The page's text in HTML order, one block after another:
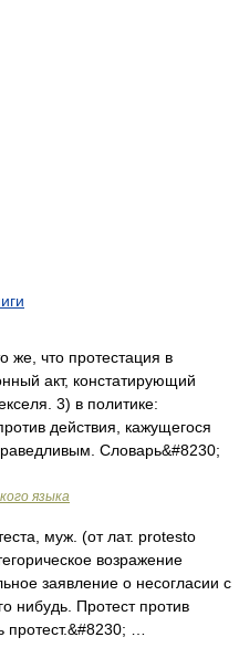
же, что протестация в
акт, констатирующий
3) в политике:
действия, кажущегося
Словарь&#8230;
языка
муж. (от лат. protesto
возражение
заявление о несогласии с
нибудь. Протест против
протест.&#8230; …